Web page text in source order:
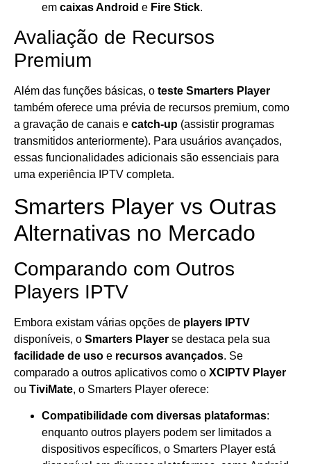
em caixas Android e Fire Stick.
Avaliação de Recursos
Premium
Além das funções básicas, o teste Smarters Player
também oferece uma prévia de recursos premium, como
a gravação de canais e catch-up (assistir programas
transmitidos anteriormente). Para usuários avançados,
essas funcionalidades adicionais são essenciais para
uma experiência IPTV completa.
Smarters Player vs Outras
Alternativas no Mercado
Comparando com Outros
Players IPTV
Embora existam várias opções de players IPTV
disponíveis, o Smarters Player se destaca pela sua
facilidade de uso e recursos avançados. Se
comparado a outros aplicativos como o XCIPTV Player
ou TiviMate, o Smarters Player oferece:
Compatibilidade com diversas plataformas:
enquanto outros players podem ser limitados a
dispositivos específicos, o Smarters Player está